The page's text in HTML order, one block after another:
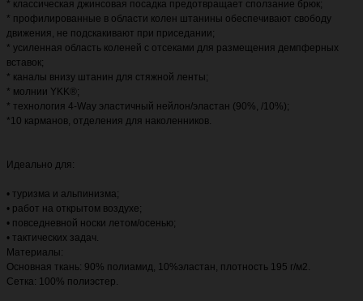
* классическая джинсовая посадка предотвращает сползание брюк;
* профилированные в области колен штанины обеспечивают свободу
движения, не подскакивают при приседании;
* усиленная область коленей с отсеками для размещения демпферных
вставок;
* каналы внизу штанин для стяжной ленты;
* молнии YKK®;
* технология 4-Way эластичный нейлон/эластан (90%, /10%);
*10 карманов, отделения для наколенников.
Идеально для:
• туризма и альпинизма;
• работ на открытом воздухе;
• повседневной носки летом/осенью;
• тактических задач.
Материалы:
Основная ткань: 90% полиамид, 10%эластан, плотность 195 г/м2.
Сетка: 100% полиэстер.